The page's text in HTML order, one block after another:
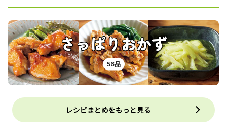
さっぱりおかず
56品
レシピまとめをもっと見る